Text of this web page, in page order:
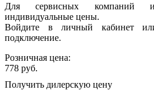
Для сервисных компаний
индивидуальные цены.
Войдите в личный кабинет
подключение.
Розничная цена:
778 руб.
Получить дилерскую цену